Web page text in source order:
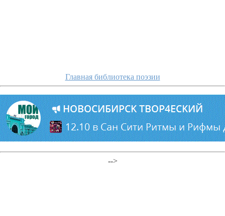
Главная библиотека поэзии
-->